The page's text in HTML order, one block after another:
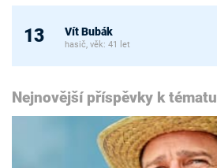
13 Vít Bubák
hasič, věk: 41 let
Nejnovější příspěvky k tématu